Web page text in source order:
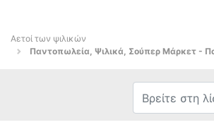
Αετοί των ψιλικών
Παντοπωλεία, Ψιλικά, Σούπερ Μάρκετ -